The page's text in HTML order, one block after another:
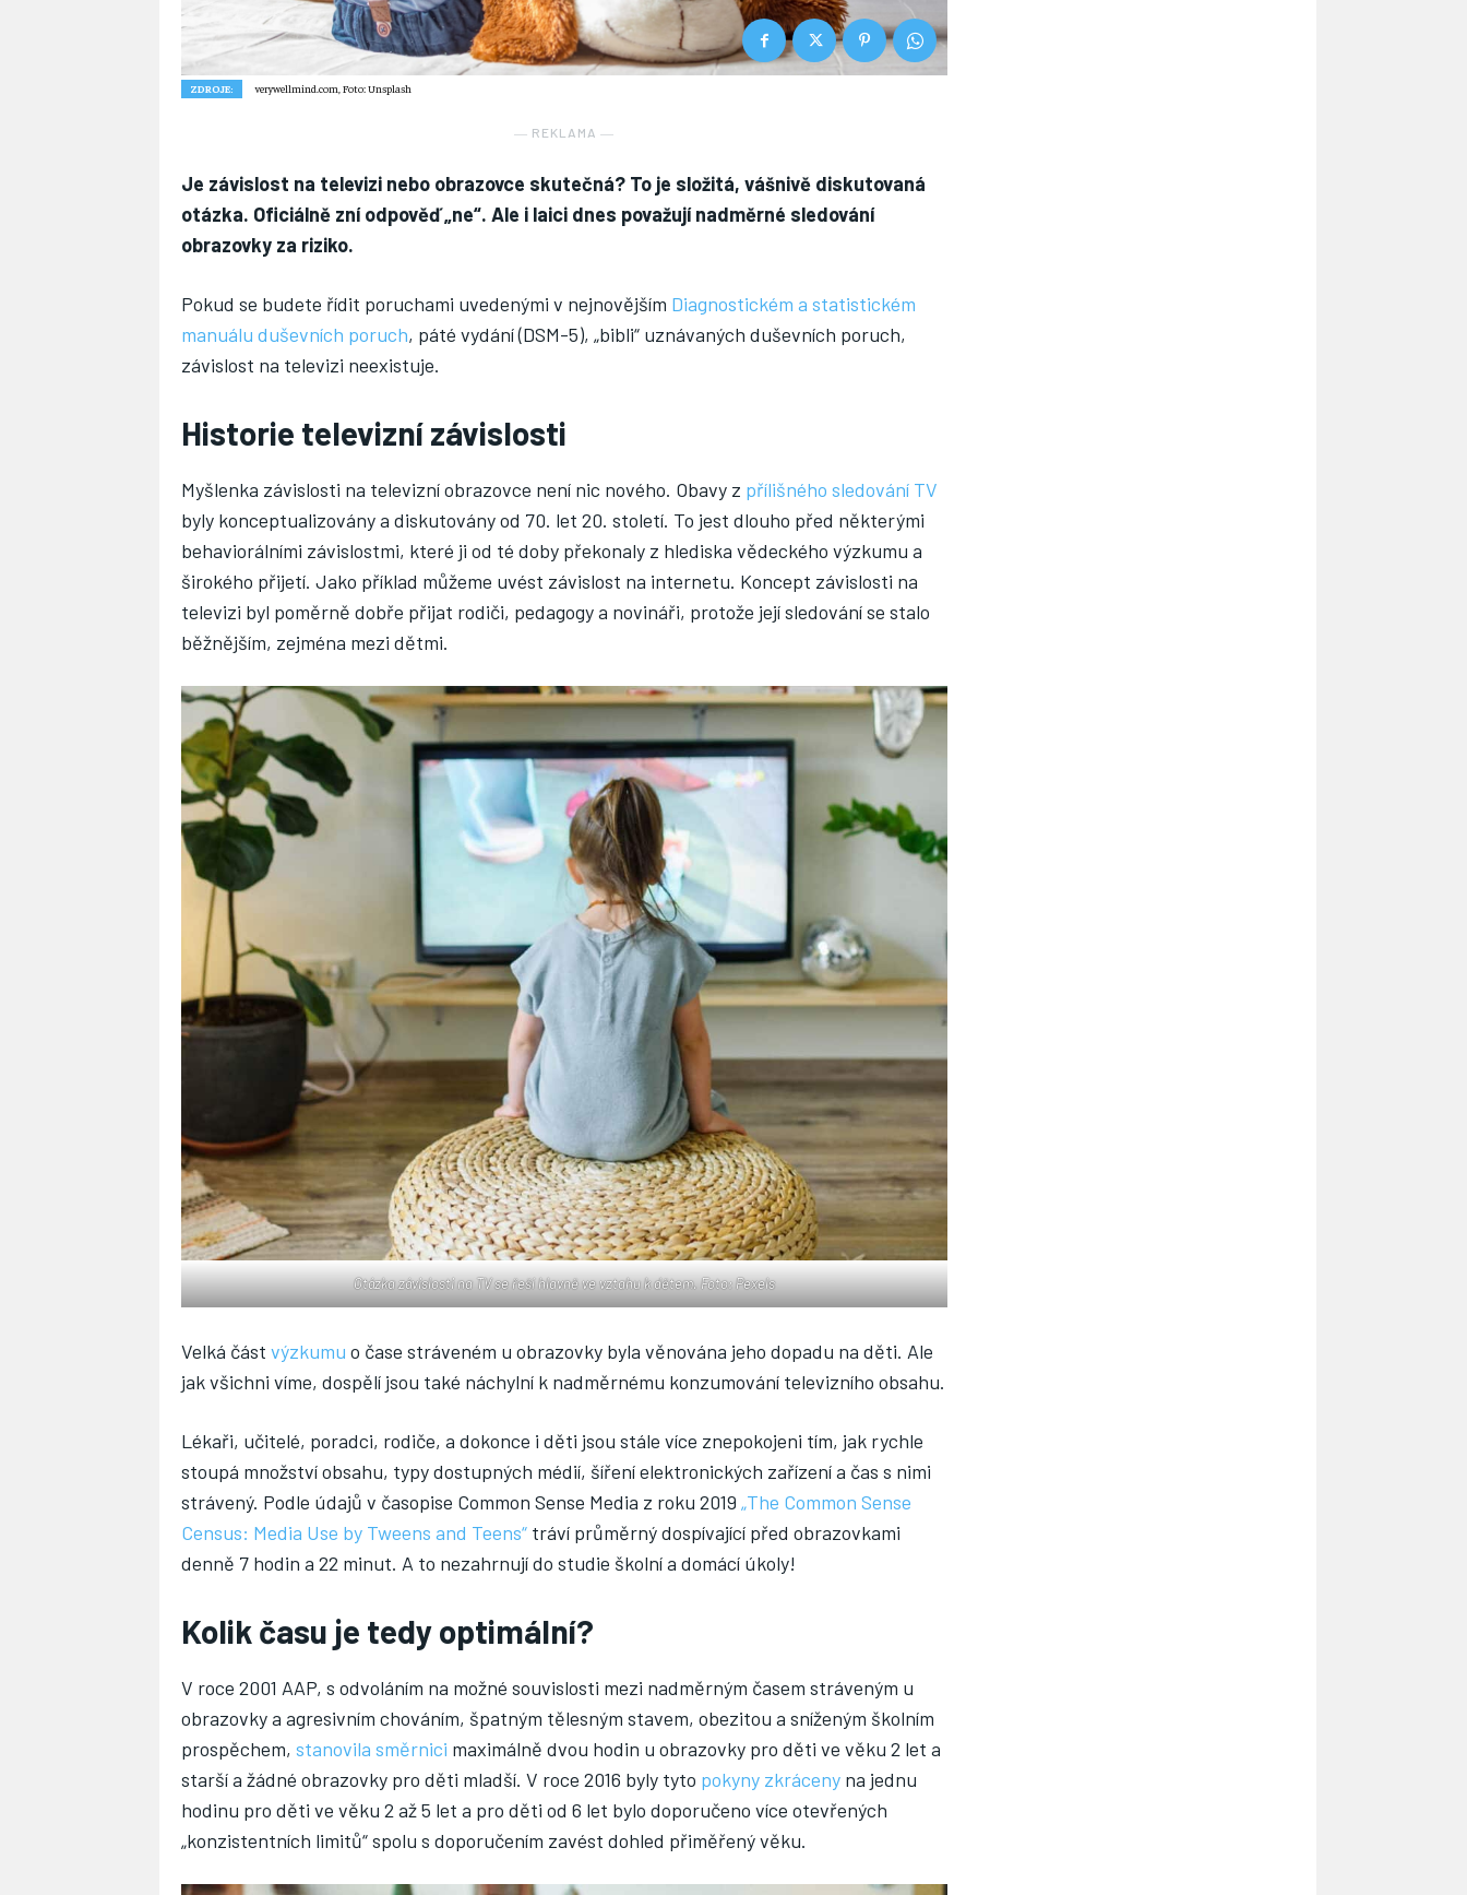
ZDROJE: verywellmind.com, Foto: Unsplash
― REKLAMA ―
Je závislost na televizi nebo obrazovce skutečná? To je složitá, vášnivě diskutovaná
otázka. Oficiálně zní odpověď „ne“. Ale i laici dnes považují nadměrné sledování
obrazovky za riziko.
Pokud se budete řídit poruchami uvedenými v nejnovějším Diagnostickém a statistickém
manuálu duševních poruch, páté vydání (DSM-5), „bibli“ uznávaných duševních poruch,
závislost na televizi neexistuje.
Historie televizní závislosti
Myšlenka závislosti na televizní obrazovce není nic nového. Obavy z přílišného sledování TV
byly konceptualizovány a diskutovány od 70. let 20. století. To jest dlouho před některými
behaviorálními závislostmi, které ji od té doby překonaly z hlediska vědeckého výzkumu a
širokého přijetí. Jako příklad můžeme uvést závislost na internetu. Koncept závislosti na
televizi byl poměrně dobře přijat rodiči, pedagogy a novináři, protože její sledování se stalo
běžnějším, zejména mezi dětmi.
Otázka závislosti na TV se řeší hlavně ve vztahu k dětem. Foto: Pexels
Velká část výzkumu o čase stráveném u obrazovky byla věnována jeho dopadu na děti. Ale
jak všichni víme, dospělí jsou také náchylní k nadměrnému konzumování televizního obsahu.
Lékaři, učitelé, poradci, rodiče, a dokonce i děti jsou stále více znepokojeni tím, jak rychle
stoupá množství obsahu, typy dostupných médií, šíření elektronických zařízení a čas s nimi
strávený. Podle údajů v časopise Common Sense Media z roku 2019 „The Common Sense
Census: Media Use by Tweens and Teens“ tráví průměrný dospívající před obrazovkami
denně 7 hodin a 22 minut. A to nezahrnují do studie školní a domácí úkoly!
Kolik času je tedy optimální?
V roce 2001 AAP, s odvoláním na možné souvislosti mezi nadměrným časem stráveným u
obrazovky a agresivním chováním, špatným tělesným stavem, obezitou a sníženým školním
prospěchem, stanovila směrnici maximálně dvou hodin u obrazovky pro děti ve věku 2 let a
starší a žádné obrazovky pro děti mladší. V roce 2016 byly tyto pokyny zkráceny na jednu
hodinu pro děti ve věku 2 až 5 let a pro děti od 6 let bylo doporučeno více otevřených
„konzistentních limitů“ spolu s doporučením zavést dohled přiměřený věku.